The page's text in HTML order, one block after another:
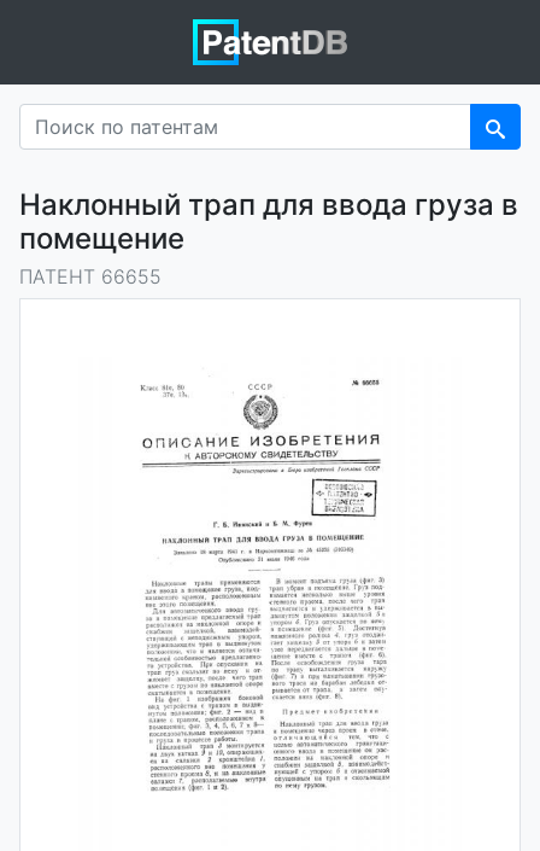
Наклонный трап для ввода груза в
помещение
ПАТЕНТ 66655